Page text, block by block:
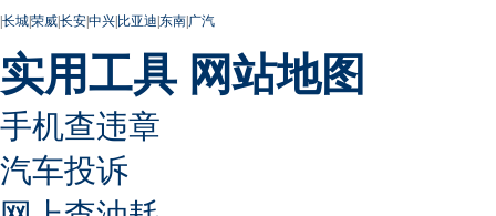
|长城|荣威|长安|中兴|比亚迪|东南|广汽
实用工具 网站地图
手机查违章
汽车投诉